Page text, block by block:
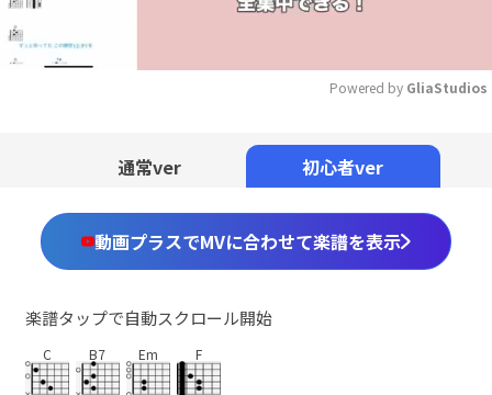
Powered by GliaStudios
通常ver 初心者ver
動画プラスでMVに合わせて楽譜を表示
楽譜タップで自動スクロール開始
C B7 Em F